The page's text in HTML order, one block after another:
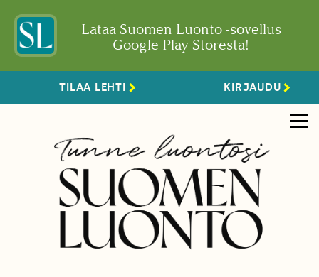
Lataa Suomen Luonto -sovellus
Google Play Storesta!
TILAA LEHTI KIRJAUDU